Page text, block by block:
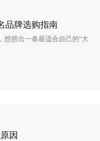
品牌选购指南
捞出一条最适合自己的“大
因